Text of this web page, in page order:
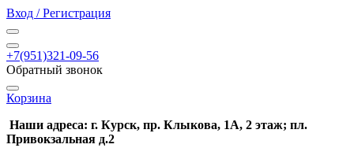
Вход / Регистрация
+7(951)321-09-56
Обратный звонок
Корзина
Наши адреса: г. Курск, пр. Клыкова, 1А, 2 этаж; пл.
Привокзальная д.2